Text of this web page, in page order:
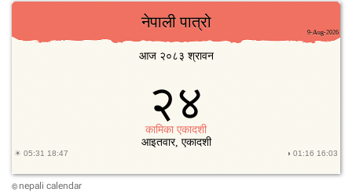
© nepali calendar